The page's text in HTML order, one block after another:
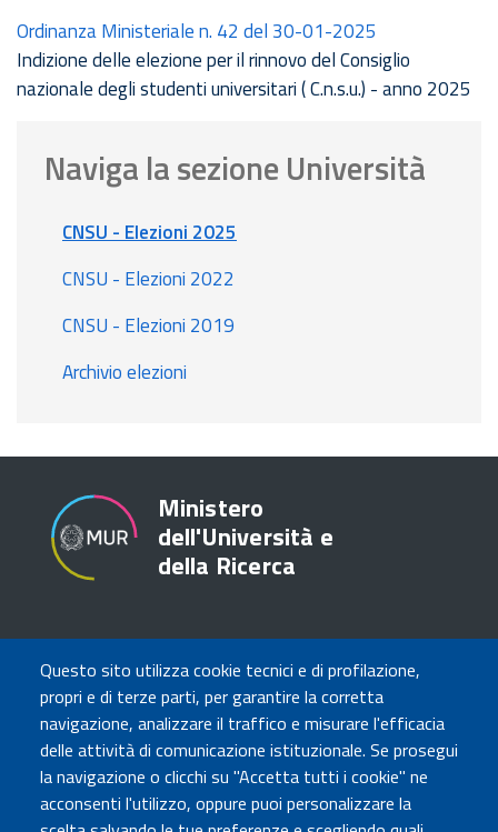
Questo sito utilizza cookie tecnici e di profilazione,
propri e di terze parti, per garantire la corretta
navigazione, analizzare il traffico e misurare l'efficacia
delle attività di comunicazione istituzionale. Se prosegui
la navigazione o clicchi su "Accetta tutti i cookie" ne
acconsenti l'utilizzo, oppure puoi personalizzare la
Ordinanza Ministeriale n. 42 del 30-01-2025
Indizione delle elezione per il rinnovo del Consiglio
nazionale degli studenti universitari ( C.n.s.u.) - anno 2025
Naviga la sezione Università
CNSU - Elezioni 2025
CNSU - Elezioni 2022
CNSU - Elezioni 2019
Archivio elezioni
Ministero
dell'Università e
della Ricerca
TRASPARENZA
Amministrazione Trasparente
Atti di notifica
Albo online
Concorsi
COMUNICA CON NOI